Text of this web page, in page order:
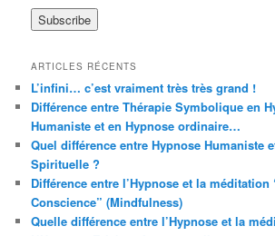
ARTICLES RÉCENTS
L’infini… c’est vraiment très très grand !
Différence entre Thérapie Symbolique en
Humaniste et en Hypnose ordinaire…
Quel différence entre Hypnose Humaniste
Spirituelle ?
Différence entre l’Hypnose et la méditation
Conscience” (Mindfulness)
Quelle différence entre l’Hypnose et la